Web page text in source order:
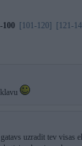
100 [101-120] [121-
uzradit tev